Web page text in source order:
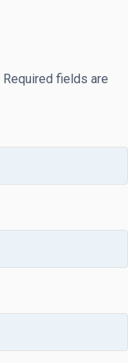
Required fields are